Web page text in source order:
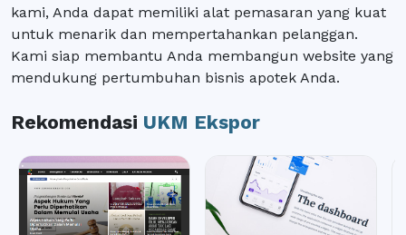
kami, Anda dapat memiliki alat pemasaran yang kuat
untuk menarik dan mempertahankan pelanggan.
Kami siap membantu Anda membangun website yang
mendukung pertumbuhan bisnis apotek Anda.
Rekomendasi UKM Ekspor